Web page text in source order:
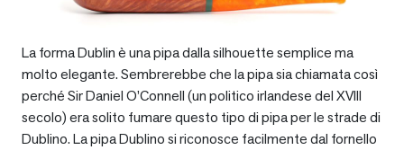
La forma Dublin è una pipa dalla silhouette semplice ma
molto elegante. Sembrerebbe che la pipa sia chiamata così
perché Sir Daniel O’Connell (un politico irlandese del XVIII
secolo) era solito fumare questo tipo di pipa per le strade di
Dublino. La pipa Dublino si riconosce facilmente dal fornello